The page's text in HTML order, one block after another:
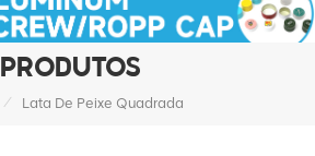
PRODUTOS
/ Lata De Peixe Quadrada